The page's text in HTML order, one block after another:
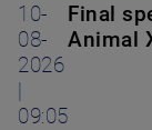
10-
08-
2026
09:05
Final
Animal